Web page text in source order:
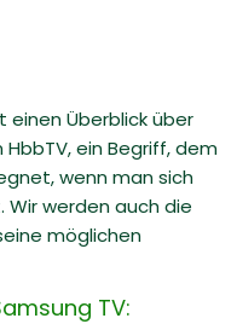
einen Überblick über
ein Begriff, dem
wenn man sich
werden auch die
möglichen
TV: